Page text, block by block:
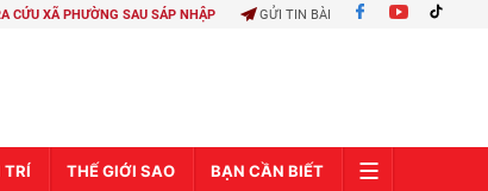
CỨU XÃ PHƯỜNG SAU SÁP NHẬP GỬI TIN BÀI
TRÍ THẾ GIỚI SAO BẠN CẦN BIẾT